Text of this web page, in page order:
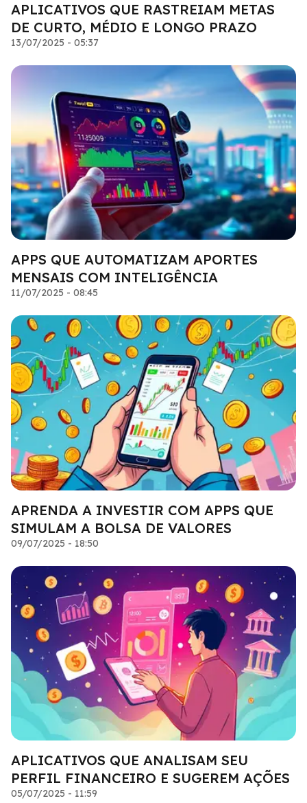
APLICATIVOS QUE RASTREIAM METAS
DE CURTO, MÉDIO E LONGO PRAZO
13/07/2025 - 05:37
APPS QUE AUTOMATIZAM APORTES
MENSAIS COM INTELIGÊNCIA
11/07/2025 - 08:45
APRENDA A INVESTIR COM APPS QUE
SIMULAM A BOLSA DE VALORES
09/07/2025 - 18:50
APLICATIVOS QUE ANALISAM SEU
PERFIL FINANCEIRO E SUGEREM AÇÕES
05/07/2025 - 11:59